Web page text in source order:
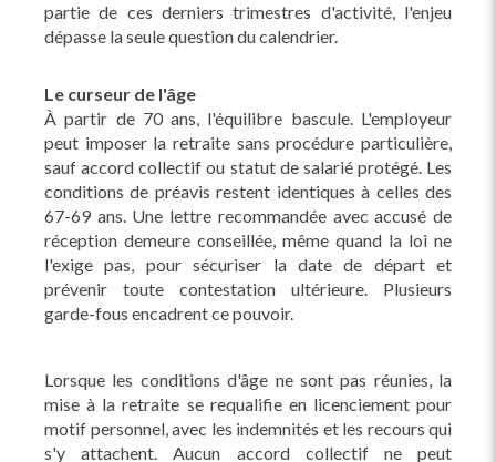
partie de ces derniers trimestres d'activité, l'enjeu
dépasse la seule question du calendrier.
Le curseur de l'âge
À partir de 70 ans, l'équilibre bascule. L'employeur
peut imposer la retraite sans procédure particulière,
sauf accord collectif ou statut de salarié protégé. Les
conditions de préavis restent identiques à celles des
67-69 ans. Une lettre recommandée avec accusé de
réception demeure conseillée, même quand la loi ne
l'exige pas, pour sécuriser la date de départ et
prévenir toute contestation ultérieure. Plusieurs
garde-fous encadrent ce pouvoir.
Lorsque les conditions d'âge ne sont pas réunies, la
mise à la retraite se requalifie en licenciement pour
motif personnel, avec les indemnités et les recours qui
s'y attachent. Aucun accord collectif ne peut